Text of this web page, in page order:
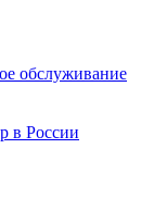
обслуживание
в России